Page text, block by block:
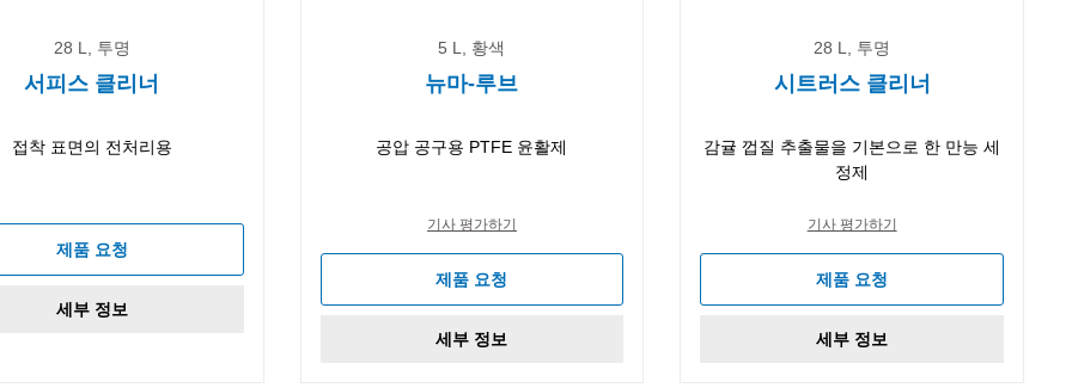
28 L, 투명
서피스 클리너
접착 표면의 전처리용
제품 요청
세부 정보
5 L, 황색
뉴마-루브
공압 공구용 PTFE 윤활제
기사 평가하기
제품 요청
세부 정보
28 L, 투명
시트러스 클리너
감귤 껍질 추출물을 기본으로 한 만능 세
정제
기사 평가하기
제품 요청
세부 정보